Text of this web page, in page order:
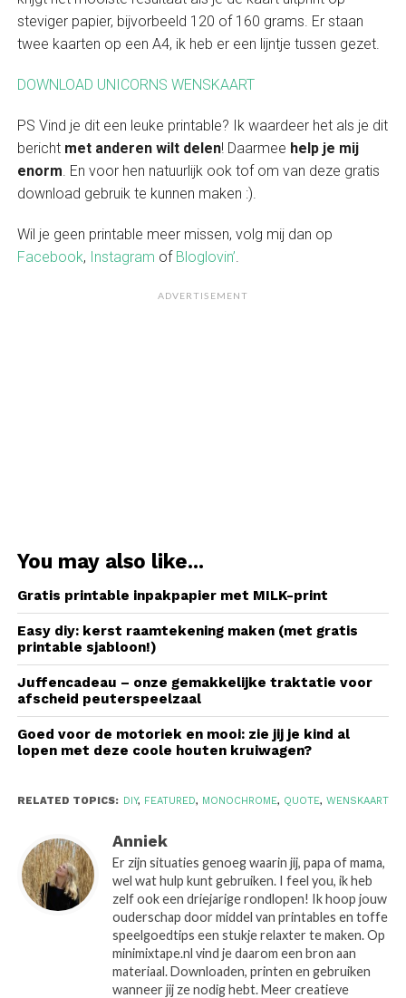
steviger papier, bijvorbeeld 120 of 160 grams. Er staan
twee kaarten op een A4, ik heb er een lijntje tussen gezet.
DOWNLOAD UNICORNS WENSKAART
PS Vind je dit een leuke printable? Ik waardeer het als je dit
bericht met anderen wilt delen! Daarmee help je mij
enorm. En voor hen natuurlijk ook tof om van deze gratis
download gebruik te kunnen maken :).
Wil je geen printable meer missen, volg mij dan op
Facebook, Instagram of Bloglovin’.
ADVERTISEMENT
You may also like...
Gratis printable inpakpapier met MILK-print
Easy diy: kerst raamtekening maken (met gratis
printable sjabloon!)
Juffencadeau – onze gemakkelijke traktatie voor
afscheid peuterspeelzaal
Goed voor de motoriek en mooi: zie jij je kind al
lopen met deze coole houten kruiwagen?
RELATED TOPICS: DIY, FEATURED, MONOCHROME, QUOTE, WENSKAART
Anniek
Er zijn situaties genoeg waarin jij, papa of mama,
wel wat hulp kunt gebruiken. I feel you, ik heb
zelf ook een driejarige rondlopen! Ik hoop jouw
ouderschap door middel van printables en toffe
speelgoedtips een stukje relaxter te maken. Op
minimixtape.nl vind je daarom een bron aan
materiaal. Downloaden, printen en gebruiken
wanneer jij ze nodig hebt. Meer creatieve